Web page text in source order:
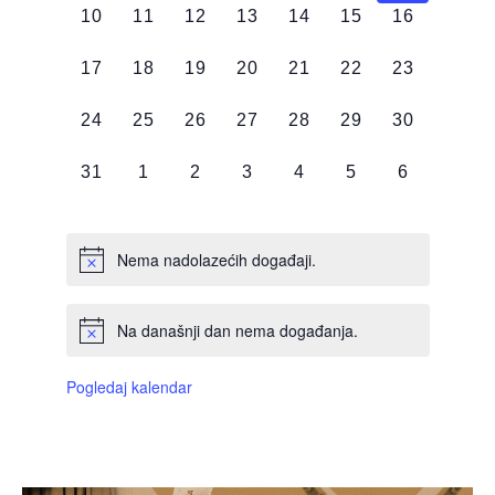
0
10
0
11
0
12
0
13
0
14
0
15
0
16
0
17
0
18
0
19
0
20
0
21
0
22
0
23
0
24
0
25
0
26
0
27
0
28
0
29
0
30
0
31
0
1
0
2
0
3
0
4
0
5
0
6
Nema nadolazećih događaji.
Na današnji dan nema događanja.
Pogledaj kalendar